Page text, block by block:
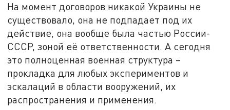
На момент договоров никакой Украины не
существовало, она не подпадает под их
действие, она вообще была частью России-
СССР, зоной её ответственности. А сегодня
это полноценная военная структура –
прокладка для любых экспериментов и
эскалаций в области вооружений, их
распространения и применения.